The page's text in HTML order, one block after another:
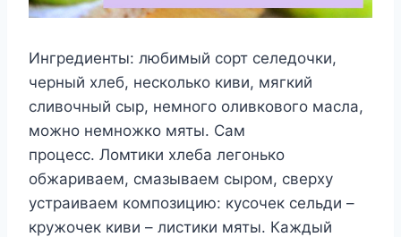
Ингредиенты: любимый сорт селедочки,
черный хлеб, несколько киви, мягкий
сливочный сыр, немного оливкового масла,
можно немножко мяты. Сам
процесс. Ломтики хлеба легонько
обжариваем, смазываем сыром, сверху
устраиваем композицию: кусочек сельди –
кружочек киви – листики мяты. Каждый